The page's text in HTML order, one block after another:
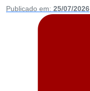
Publicado em: 25/07/2026